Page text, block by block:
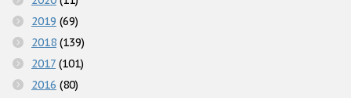
2019 (69)
2018 (139)
2017 (101)
2016 (80)